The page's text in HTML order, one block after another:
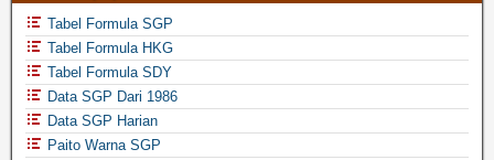
Tabel Formula SGP
Tabel Formula HKG
Tabel Formula SDY
Data SGP Dari 1986
Data SGP Harian
Paito Warna SGP